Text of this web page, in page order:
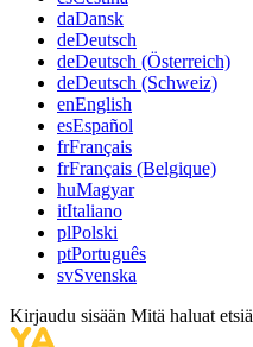
daDansk
deDeutsch
deDeutsch (Österreich)
deDeutsch (Schweiz)
enEnglish
esEspañol
frFrançais
frFrançais (Belgique)
huMagyar
itItaliano
plPolski
ptPortuguês
svSvenska
Kirjaudu sisään Mitä haluat etsiä